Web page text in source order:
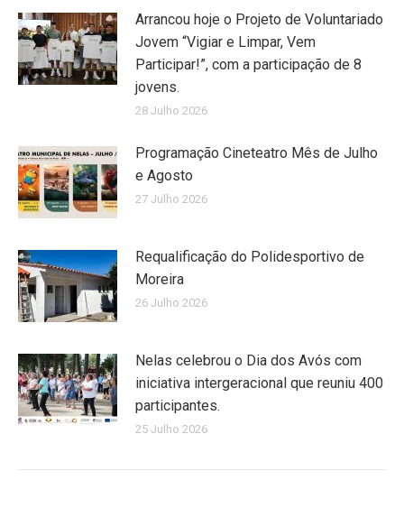
Arrancou hoje o Projeto de Voluntariado
Jovem “Vigiar e Limpar, Vem
Participar!”, com a participação de 8
jovens.
28 Julho 2026
Programação Cineteatro Mês de Julho
e Agosto
27 Julho 2026
Requalificação do Polidesportivo de
Moreira
26 Julho 2026
Nelas celebrou o Dia dos Avós com
iniciativa intergeracional que reuniu 400
participantes.
25 Julho 2026